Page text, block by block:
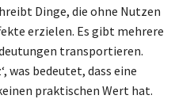
Dinge, die ohne Nutzen
erzielen. Es gibt mehrere
transportieren.
was bedeutet, dass eine
praktischen Wert hat.